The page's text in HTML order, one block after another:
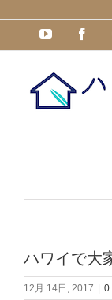
content YouTube
ハワイで大
12月 14日, 2017 0